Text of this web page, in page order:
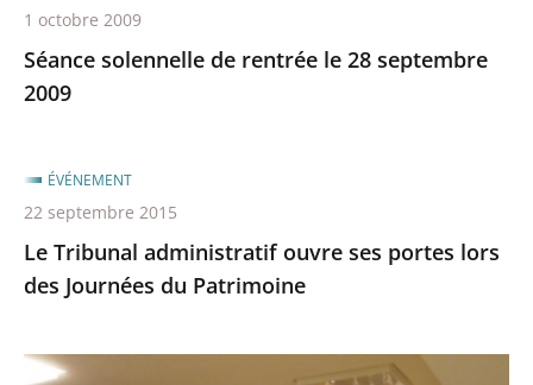
Séance solennelle de rentrée le 28 septembre
2009
1 octobre 2009
Le Tribunal administratif ouvre ses portes lors
des Journées du Patrimoine
ÉVÉNEMENT
22 septembre 2015
Audience